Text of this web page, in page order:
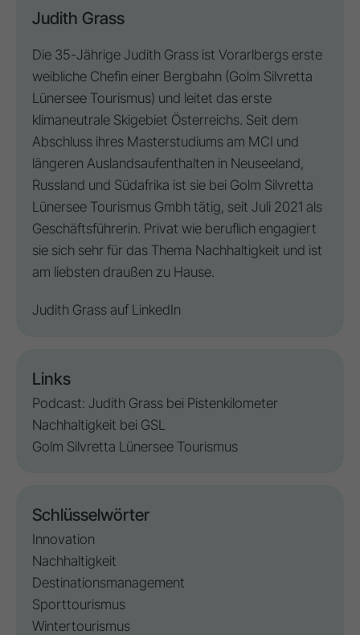
Judith Grass
Die 35-Jährige Judith Grass ist Vorarlbergs erste
weibliche Chefin einer Bergbahn (Golm Silvretta
Lünersee Tourismus) und leitet das erste
klimaneutrale Skigebiet Österreichs. Seit dem
Abschluss ihres Masterstudiums am MCI und
längeren Auslandsaufenthalten in Neuseeland,
Russland und Südafrika ist sie bei Golm Silvretta
Lünersee Tourismus Gmbh tätig, seit Juli 2021 als
Geschäftsführerin. Privat wie beruflich engagiert
sie sich sehr für das Thema Nachhaltigkeit und ist
am liebsten draußen zu Hause.
Judith Grass auf LinkedIn
Links
Podcast: Judith Grass bei Pistenkilometer
Nachhaltigkeit bei GSL
Golm Silvretta Lünersee Tourismus
Schlüsselwörter
Innovation
Nachhaltigkeit
Destinationsmanagement
Sporttourismus
Wintertourismus